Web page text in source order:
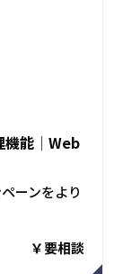
機能│Web
ーンをより
￥要相談